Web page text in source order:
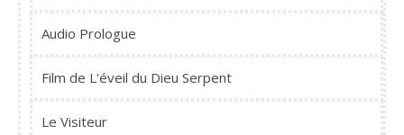
Audio Prologue
Film de L'éveil du Dieu Serpent
Le Visiteur